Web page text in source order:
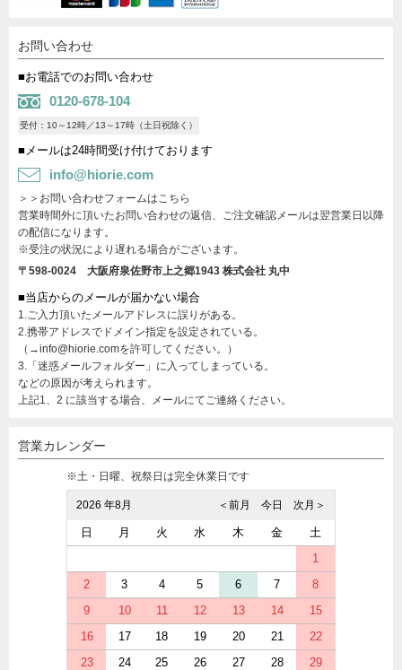
お問い合わせ
■お電話でのお問い合わせ
0120-678-104
受付：10～12時／13～17時（土日祝除く）
■メールは24時間受け付けております
info@hiorie.com
＞＞お問い合わせフォームはこちら
営業時間外に頂いたお問い合わせの返信、ご注文確認メールは翌営業日以降
の配信になります。
※受注の状況により遅れる場合がございます。
〒598-0024 大阪府泉佐野市上之郷1943 株式会社 丸中
■当店からのメールが届かない場合
1.ご入力頂いたメールアドレスに誤りがある。
2.携帯アドレスでドメイン指定を設定されている。
（→info@hiorie.comを許可してください。）
3.「迷惑メールフォルダー」に入ってしまっている。
などの原因が考えられます。
上記1、2 に該当する場合、メールにてご連絡ください。
営業カレンダー
※土・日曜、祝祭日は完全休業日です
2026 年8月 次月＞
今日
＜前月
日 月 火 水 木 金
土
1
2
3 4 5 6 7
8
9
10 11 12 13 14
15
16
17 18 19 20 21
22
23
24 25 26 27 28 29